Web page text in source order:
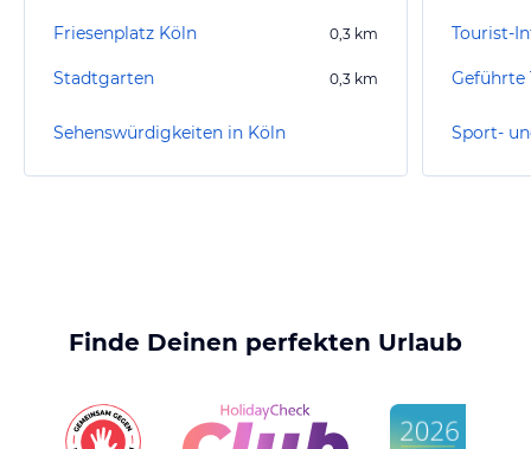
Friesenplatz Köln 0,3 km
Stadtgarten 0,3 km
Sehenswürdigkeiten in Köln
Tourist-
Geführte
Sport-
Finde Deinen perfekten Urlaub